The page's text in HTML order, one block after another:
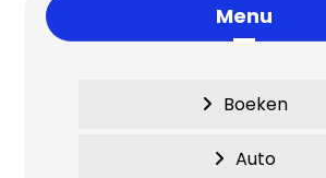
Menu
Boeken
Auto